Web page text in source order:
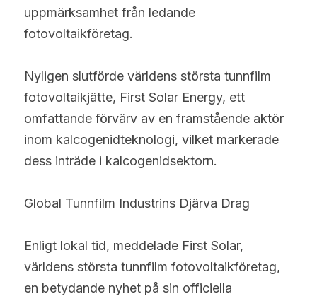
uppmärksamhet från ledande
fotovoltaikföretag.
Nyligen slutförde världens största tunnfilm
fotovoltaikjätte, First Solar Energy, ett
omfattande förvärv av en framstående aktör
inom kalcogenidteknologi, vilket markerade
dess inträde i kalcogenidsektorn.
Global Tunnfilm Industrins Djärva Drag
Enligt lokal tid, meddelade First Solar,
världens största tunnfilm fotovoltaikföretag,
en betydande nyhet på sin officiella